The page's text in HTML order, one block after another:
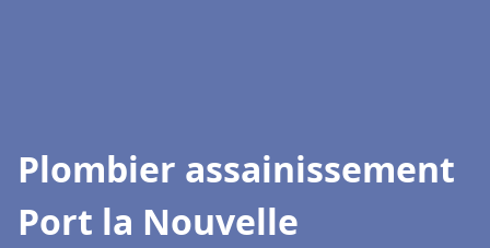
Plombier assainissement
Port la Nouvelle